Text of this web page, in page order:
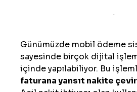
.
Günümüzde mobil ödeme
sayesinde birçok dijital
içinde yapılabiliyor. Bu
faturana yansıt nakite